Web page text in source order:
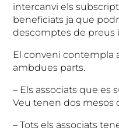
intercanvi els
beneficiats ja que
descomptes de preus
El conveni contempla
ambdues parts.
– Els associats que es
Veu tenen dos mesos
– Tots els associats